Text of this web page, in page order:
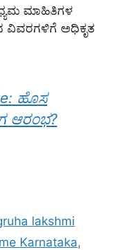
ಮಾಹಿತಿಗಳ
ವಿವರಗಳಿಗೆ ಅಧಿಕೃತ
ಹೊಸ
ಆರಂಭ?
lakshmi
Karnataka,